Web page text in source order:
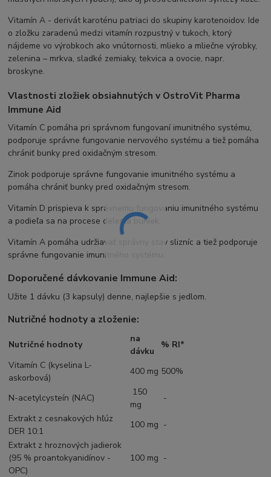
Vitamín A - derivát karoténu patriaci do skupiny karotenoidov. Ide
o zložku zaradenú medzi vitamín rozpustný v tukoch, ktorý
nájdeme vo výrobkoch ako vnútornosti, mlieko a mliečne výrobky,
zelenina – mrkva, sladké zemiaky, tekvica a ovocie, napr.
broskyne.
Vlastnosti zložiek obsiahnutých v OstroVit Pharma
Immune Aid
Vitamín C pomáha pri správnom fungovaní imunitného systému,
podporuje správne fungovanie nervového systému a tiež pomáha
chrániť bunky pred oxidačným stresom.
Zinok podporuje správne fungovanie imunitného systému a
pomáha chrániť bunky pred oxidačným stresom.
Vitamín D prispieva k správnemu fungovaniu imunitného systému
a podieľa sa na procese delenia buniek.
Vitamín A pomáha udržiavať správny stav slizníc a tiež podporuje
správne fungovanie imunitného systému.
Doporučené dávkovanie Immune Aid:
Užite 1 dávku (3 kapsuly) denne, najlepšie s jedlom.
Nutričné hodnoty a zloženie:
Nutričné hodnoty
na
dávku
% RI*
Vitamín C (kyselina L-
askorbová)
400 mg 500%
N-acetylcysteín (NAC)
150
mg
-
Extrakt z cesnakových hľúz
DER 10:1
100 mg -
Extrakt z hroznových jadierok
(95 % proantokyanidínov -
OPC)
100 mg -